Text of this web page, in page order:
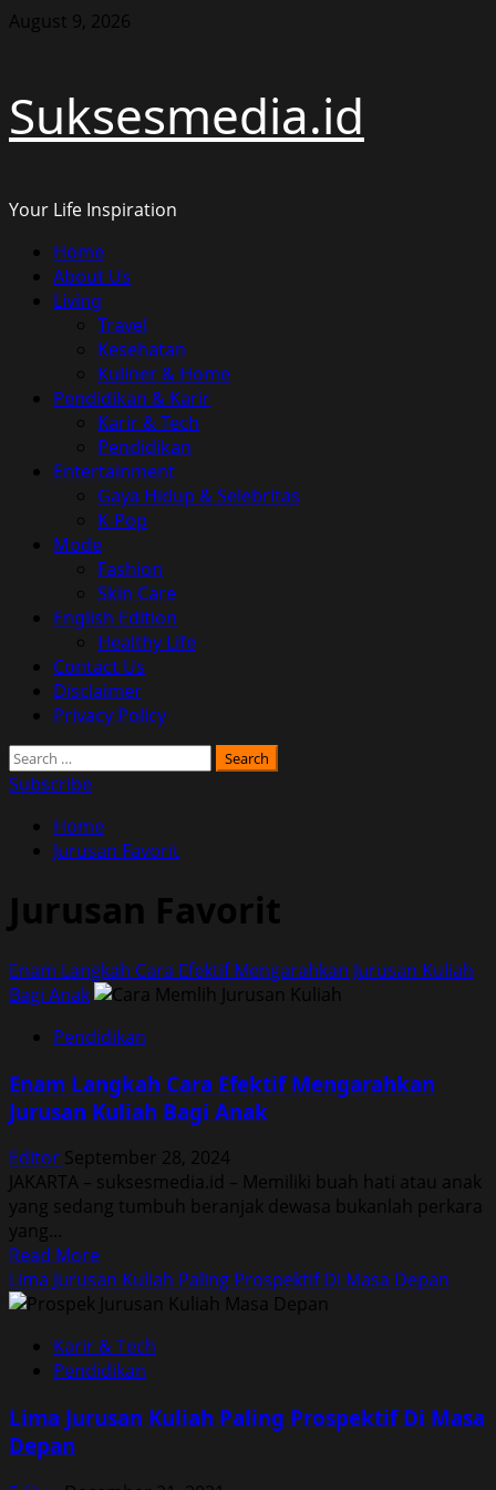
Skip
August 9, 2026
Suksesmedia.id
Your Life Inspiration
Primary
Menu
Home
About Us
Living
Travel
Kesehatan
Kuliner & Home
Pendidikan & Karir
Karir & Tech
Pendidikan
Entertainment
Gaya Hidup & Selebritas
K-Pop
Mode
Fashion
Skin Care
English Edition
Healthy Life
Contact Us
Disclaimer
Privacy Policy
Search
for:
Subscribe
Home
Jurusan Favorit
Jurusan Favorit
Enam Langkah Cara Efektif Mengarahkan Jurusan Kuliah
Bagi Anak
Pendidikan
Enam Langkah Cara Efektif Mengarahkan
Jurusan Kuliah Bagi Anak
Editor September 28, 2024
JAKARTA – suksesmedia.id – Memiliki buah hati atau anak
yang sedang tumbuh beranjak dewasa bukanlah perkara
yang...
Read MoreRead
more
about
Langkah
Cara
Mengarahkan
Lima Jurusan Kuliah Paling Prospektif Di Masa Depan
Karir & Tech
Pendidikan
Lima Jurusan Kuliah Paling Prospektif Di Masa
Depan